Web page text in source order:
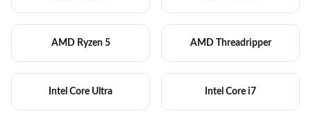
AMD Ryzen 5 AMD Threadripper
Intel Core Ultra Intel Core i7